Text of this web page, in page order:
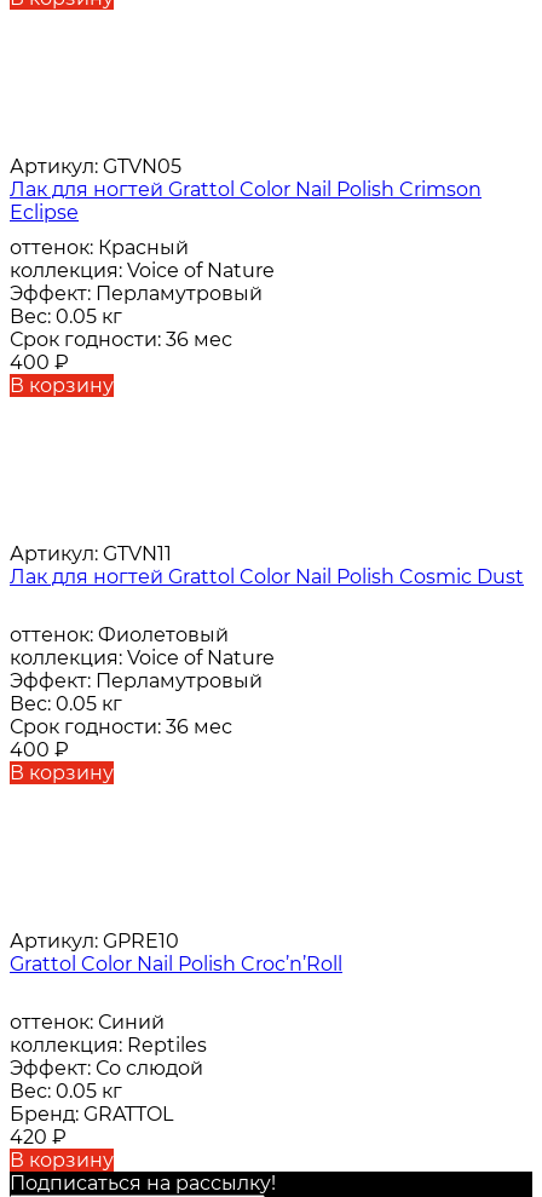
Артикул: GTVN05
Лак для ногтей Grattol Color Nail Polish Crimson
Eclipse
оттенок: Красный
коллекция: Voice of Nature
Эффект: Перламутровый
Вес: 0.05 кг
Срок годности: 36 мес
400 ₽
В корзину
Артикул: GTVN11
Лак для ногтей Grattol Color Nail Polish Cosmic Dust
оттенок: Фиолетовый
коллекция: Voice of Nature
Эффект: Перламутровый
Вес: 0.05 кг
Срок годности: 36 мес
400 ₽
В корзину
Артикул: GPRE10
Grattol Color Nail Polish Croc’n’Roll
оттенок: Синий
коллекция: Reptiles
Эффект: Со слюдой
Вес: 0.05 кг
Бренд: GRATTOL
420 ₽
В корзину
Подписаться на рассылкy!